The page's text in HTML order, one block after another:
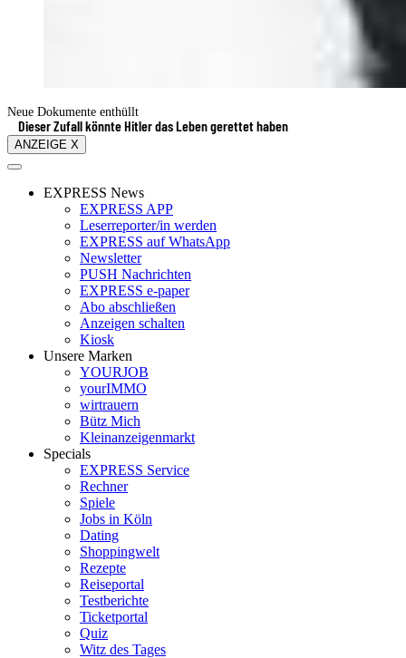
Neue Dokumente enthüllt
Dieser Zufall könnte Hitler das Leben gerettet haben
ANZEIGE X
EXPRESS News
EXPRESS APP
Leserreporter/in werden
EXPRESS auf WhatsApp
Newsletter
PUSH Nachrichten
EXPRESS e-paper
Abo abschließen
Anzeigen schalten
Kiosk
Unsere Marken
YOURJOB
yourIMMO
wirtrauern
Bütz Mich
Kleinanzeigenmarkt
Specials
EXPRESS Service
Rechner
Spiele
Jobs in Köln
Dating
Shoppingwelt
Rezepte
Reiseportal
Testberichte
Ticketportal
Quiz
Witz des Tages